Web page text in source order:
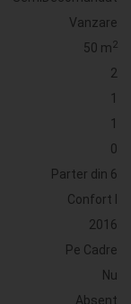
Vanzare
50 m2
2
1
1
0
Parter din 6
Confort I
2016
Pe Cadre
Nu
Absent